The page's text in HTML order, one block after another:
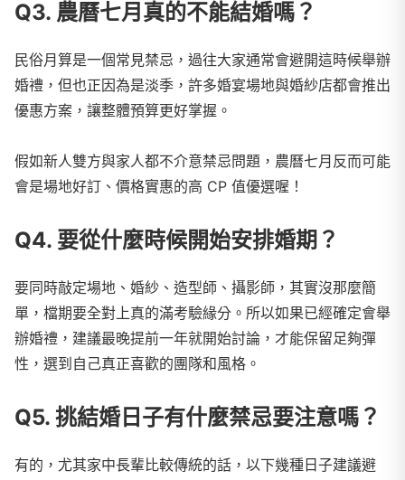
Q3. 農曆七月真的不能結婚嗎？
民俗月算是一個常見禁忌，過往大家通常會避開這時候舉辦
婚禮，但也正因為是淡季，許多婚宴場地與婚紗店都會推出
優惠方案，讓整體預算更好掌握。
假如新人雙方與家人都不介意禁忌問題，農曆七月反而可能
會是場地好訂、價格實惠的高 CP 值優選喔！
Q4. 要從什麼時候開始安排婚期？
要同時敲定場地、婚紗、造型師、攝影師，其實沒那麼簡
單，檔期要全對上真的滿考驗緣分。所以如果已經確定會舉
辦婚禮，建議最晚提前一年就開始討論，才能保留足夠彈
性，選到自己真正喜歡的團隊和風格。
Q5. 挑結婚日子有什麼禁忌要注意嗎？
有的，尤其家中長輩比較傳統的話，以下幾種日子建議避